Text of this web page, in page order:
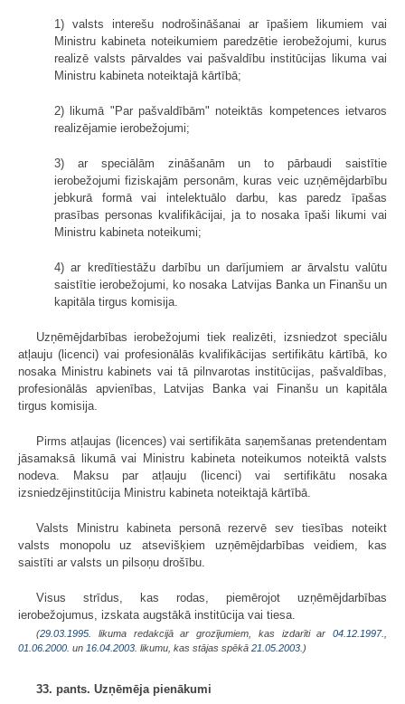
1) valsts interešu nodrošināšanai ar īpašiem likumiem vai
Ministru kabineta noteikumiem paredzētie ierobežojumi, kurus
realizē valsts pārvaldes vai pašvaldību institūcijas likuma vai
Ministru kabineta noteiktajā kārtībā;
2) likumā "Par pašvaldībām" noteiktās kompetences ietvaros
realizējamie ierobežojumi;
3) ar speciālām zināšanām un to pārbaudi saistītie
ierobežojumi fiziskajām personām, kuras veic uzņēmējdarbību
jebkurā formā vai intelektuālo darbu, kas paredz īpašas
prasības personas kvalifikācijai, ja to nosaka īpaši likumi vai
Ministru kabineta noteikumi;
4) ar kredītiestāžu darbību un darījumiem ar ārvalstu valūtu
saistītie ierobežojumi, ko nosaka Latvijas Banka un Finanšu un
kapitāla tirgus komisija.
Uzņēmējdarbības ierobežojumi tiek realizēti, izsniedzot speciālu
atļauju (licenci) vai profesionālās kvalifikācijas sertifikātu kārtībā, ko
nosaka Ministru kabinets vai tā pilnvarotas institūcijas, pašvaldības,
profesionālās apvienības, Latvijas Banka vai Finanšu un kapitāla
tirgus komisija.
Pirms atļaujas (licences) vai sertifikāta saņemšanas pretendentam
jāsamaksā likumā vai Ministru kabineta noteikumos noteiktā valsts
nodeva. Maksu par atļauju (licenci) vai sertifikātu nosaka
izsniedzējinstitūcija Ministru kabineta noteiktajā kārtībā.
Valsts Ministru kabineta personā rezervē sev tiesības noteikt
valsts monopolu uz atsevišķiem uzņēmējdarbības veidiem, kas
saistīti ar valsts un pilsoņu drošību.
Visus strīdus, kas rodas, piemērojot uzņēmējdarbības
ierobežojumus, izskata augstākā institūcija vai tiesa.
(29.03.1995. likuma redakcijā ar grozījumiem, kas izdarīti ar 04.12.1997.,
01.06.2000. un 16.04.2003. likumu, kas stājas spēkā 21.05.2003.)
33. pants. Uzņēmēja pienākumi